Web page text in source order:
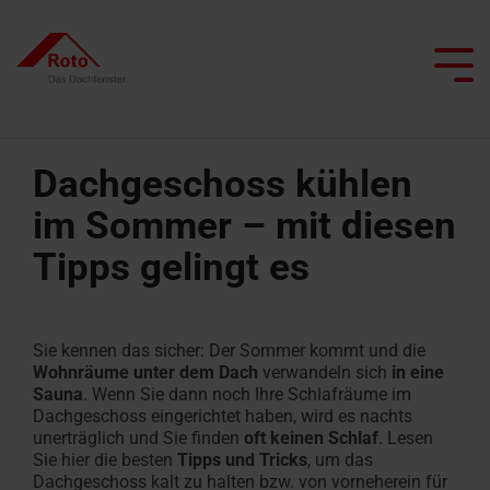
the
Wir begleiten Sie
Projekt realisieren
Lassen Sie sich inspirieren
Handwerker finden
Smart Home
Pflege und Wartung
Ansprechpartner
für Profis
Alle Dachfenster
Klapp-
Schwingfenster
Schwingfenster
Flachdachfenster
Dachfenster
finden
Alle besonderen Anwendungsfenster
Dachfenster
Dachausstiegsfenster
Rauchabzugsfenster
Wohn-
Alle Dachtreppen
Bodentreppen
Dachtreppen
mit
Feuerwiderstand
Dachtreppen
Alle Flachdachausstiege
Flachdachausstiege
mit
Feuerwiderstand
Alle Kniestocktüren
Service
Ersatzteilservice
Kontakt
Serviceanfrage
erfassen
Dachprofis
Architekten & Bauwirtschaft
Campus Seminare
Ansprechpartner
für Profis
Dachgeschoss kühlen
im Sommer – mit diesen
Tipps gelingt es
Sie kennen das sicher: Der Sommer kommt und die
Wohnräume unter dem Dach verwandeln sich in eine
Sauna. Wenn Sie dann noch Ihre Schlafräume im
Dachgeschoss eingerichtet haben, wird es nachts
unerträglich und Sie finden oft keinen Schlaf. Lesen
Sie hier die besten Tipps und Tricks, um das
Dachgeschoss kalt zu halten bzw. von vorneherein für